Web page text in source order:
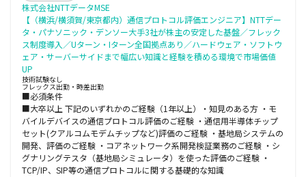
株式会社NTTデータMSE
【（横浜/横須賀/東京都内）通信プロトコル評価エンジニア】NTTデー
タ・パナソニック・デンソー大手3社が株主の安定した基盤／フレック
ス制度導入／Uターン・Iターン全国拠点あり／ハードウェア・ソフトウ
ェア・サーバーサイドまで幅広い知識と経験を積める環境で市場価値
UP
技術試験なし
フレックス出勤・時差出勤
■必須条件
■大卒以上 下記のいずれかのご経験（1年以上）・知見のある方 ・モ
バイルデバイスの通信プロトコル評価のご経験 ・通信用半導体チップ
セット(クアルコムモデムチップなど)評価のご経験 ・基地局システムの
開発、評価のご経験 ・コアネットワーク系開発検証業務のご経験 ・シ
グナリングテスタ（基地局シミュレータ）を使った評価のご経験 ・
TCP/IP、SIP等の通信プロトコルに関する基礎的な知識